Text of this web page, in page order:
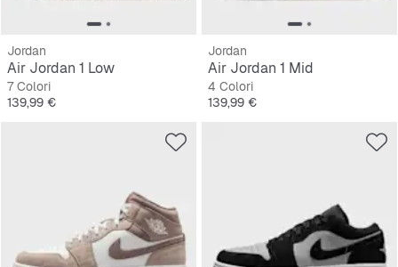
Jordan
Air Jordan 1 Low
7 Colori
Prezzo
139,99 €
Jordan
Air Jordan 1 Mid
4 Colori
Prezzo
139,99 €